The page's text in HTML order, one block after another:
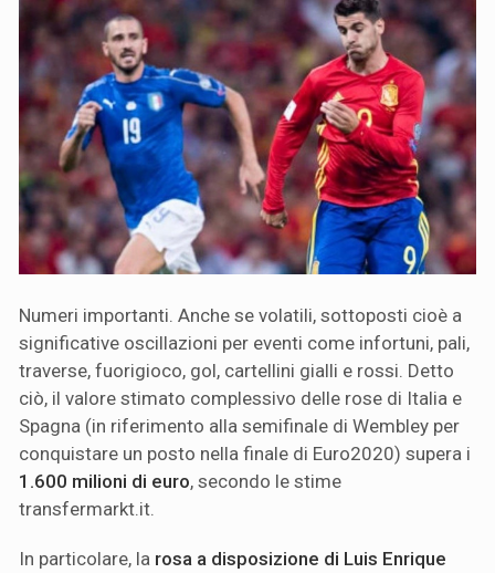
Numeri importanti. Anche se volatili, sottoposti cioè a
significative oscillazioni per eventi come infortuni, pali,
traverse, fuorigioco, gol, cartellini gialli e rossi. Detto
ciò, il valore stimato complessivo delle rose di Italia e
Spagna (in riferimento alla semifinale di Wembley per
conquistare un posto nella finale di Euro2020) supera i
1.600 milioni di euro, secondo le stime
transfermarkt.it.
In particolare, la rosa a disposizione di Luis Enrique